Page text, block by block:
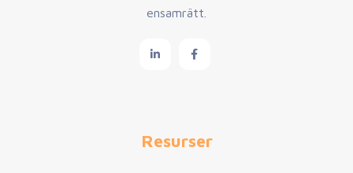
ensamrätt.
Resurser